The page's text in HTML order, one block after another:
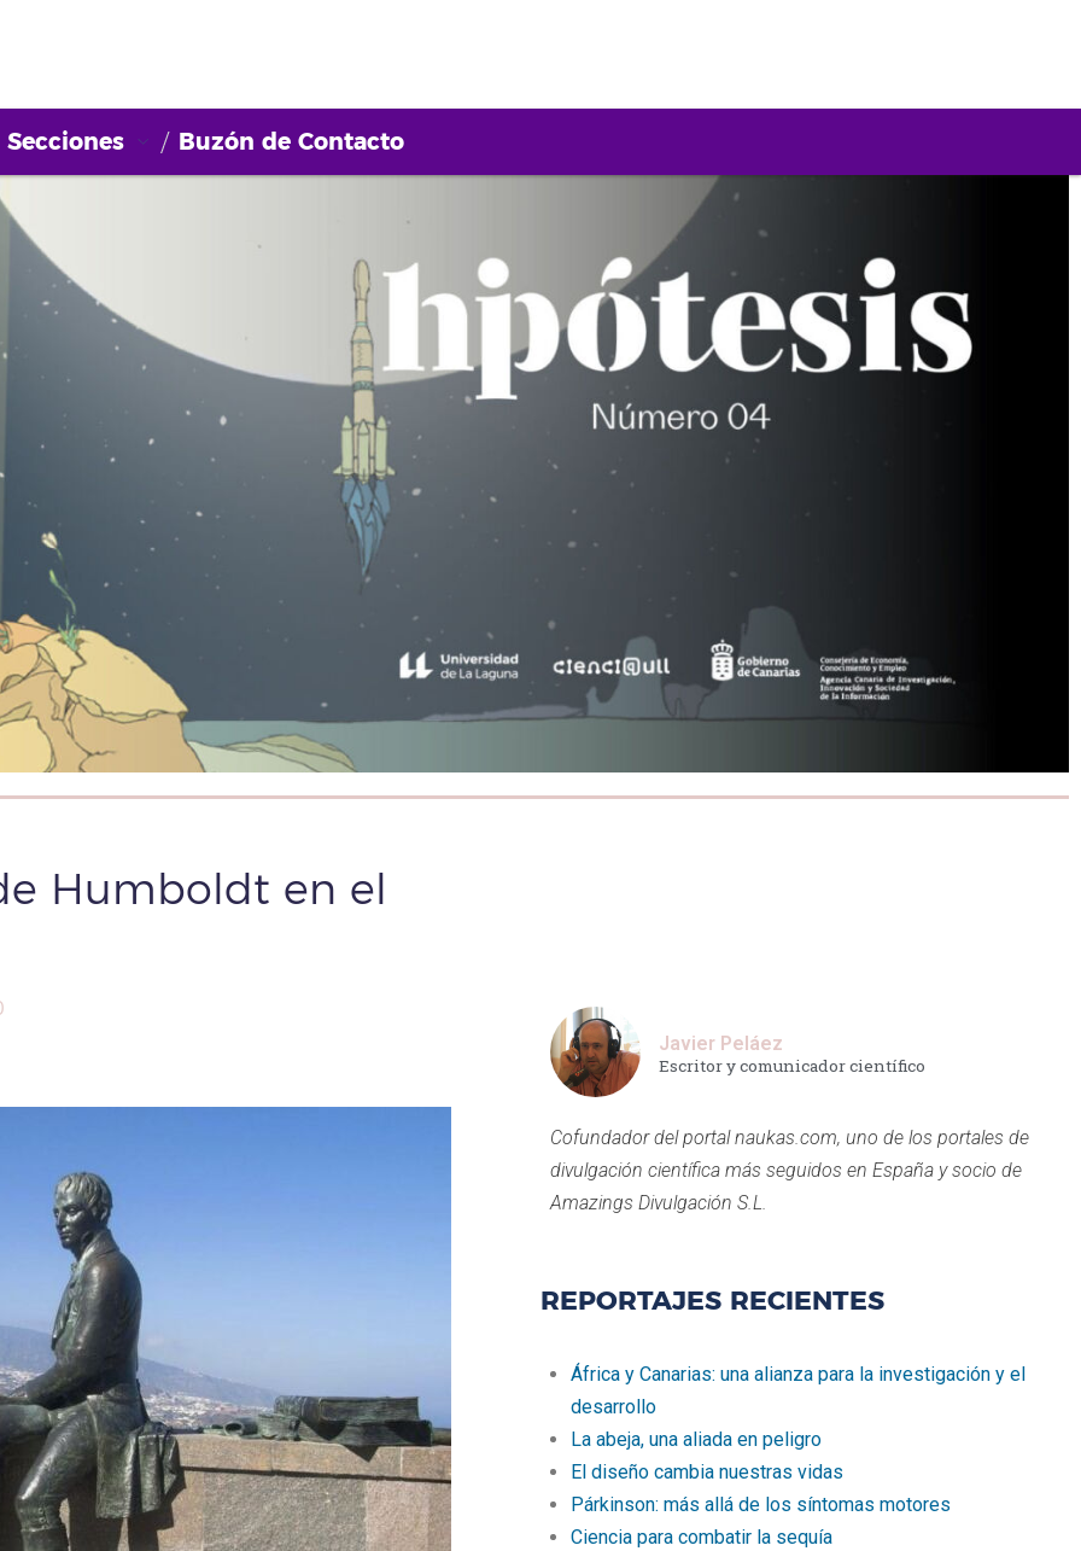
Secciones Buzón de Contacto
Humboldt en el
Javier Peláez
Escritor y comunicador científico
Cofundador del portal naukas.com, uno de los portales de
divulgación científica más seguidos en España y socio de
Amazings Divulgación S.L.
REPORTAJES RECIENTES
África y Canarias: una alianza para la investigación y el
desarrollo
La abeja, una aliada en peligro
El diseño cambia nuestras vidas
Párkinson: más allá de los síntomas motores
Ciencia para combatir la sequía